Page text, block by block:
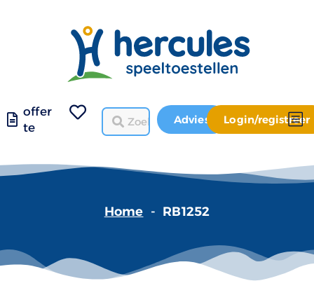
offer
te
Advies Login/registreer
Home - RB1252